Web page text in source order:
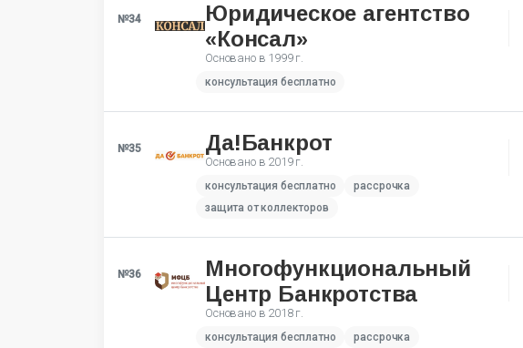
№34
Юридическое агентство
«Консал»
Основано в 1999 г.
консультация бесплатно
№35 Да!Банкрот
Основано в 2019 г.
консультация бесплатно
рассрочка
защита от коллекторов
№36
Многофункциональный
Центр Банкротства
Основано в 2018 г.
консультация бесплатно
рассрочка